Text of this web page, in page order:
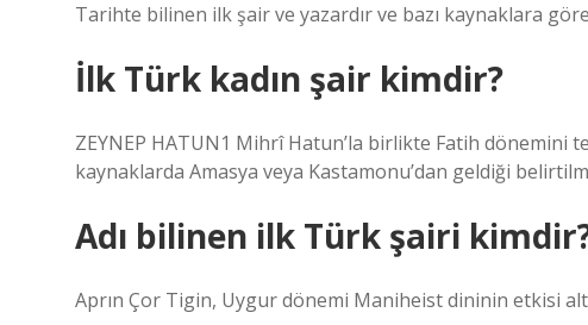
Tarihte bilinen ilk şair ve yazardır ve bazı kaynaklara
İlk Türk kadın şair kimdir?
ZEYNEP HATUN1 Mihrî Hatun’la birlikte Fatih
kaynaklarda Amasya veya Kastamonu’dan geldiği
Adı bilinen ilk Türk şairi
Aprın Çor Tigin, Uygur dönemi Maniheist dininin etkisi